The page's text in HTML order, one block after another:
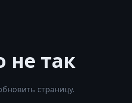
не так
страницу.